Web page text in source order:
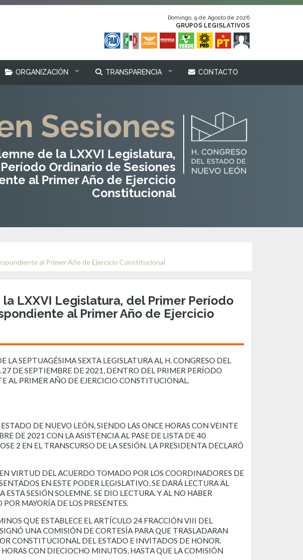
Domingo, 9 de Agosto de 2026
GRUPOS LEGISLATIVOS
ORGANIZACIÓN TRANSPARENCIA CONTACTO
Sesiones
de la LXXVI Legislatura,
Ordinario de Sesiones
al Primer Año de Ejercicio
Constitucional
al Primer Año de Ejercicio Constitucional
LXXVI Legislatura, del Primer Período
al Primer Año de Ejercicio
LA SEPTUAGÉSIMA SEXTA LEGISLATURA AL H. CONGRESO DEL
DE SEPTIEMBRE DE 2021, DENTRO DEL PRIMER PERÍODO
AL PRIMER AÑO DE EJERCICIO CONSTITUCIONAL.
DE NUEVO LEÓN, SIENDO LAS ONCE HORAS CON VEINTE
DE 2021 CON LA ASISTENCIA AL PASE DE LISTA DE 40
2 EN EL TRANSCURSO DE LA SESIÓN. LA PRESIDENTA DECLARÓ
VIRTUD DEL ACUERDO TOMADO POR LOS COORDINADORES DE
EN ESTE PODER LEGISLATIVO, SE DARÁ LECTURA AL
ESTA SESIÓN SOLEMNE. SE DIO LECTURA. Y AL NO HABER
MAYORÍA DE LOS PRESENTES.
QUE ESTABLECE EL ARTÍCULO 24 FRACCIÓN VIII DEL
UNA COMISIÓN DE CORTESÍA PARA QUE TRASLADARAN
CONSTITUCIONAL DEL ESTADO E INVITADOS DE HONOR.
CON DIECIOCHO MINUTOS, HASTA QUE LA COMISIÓN